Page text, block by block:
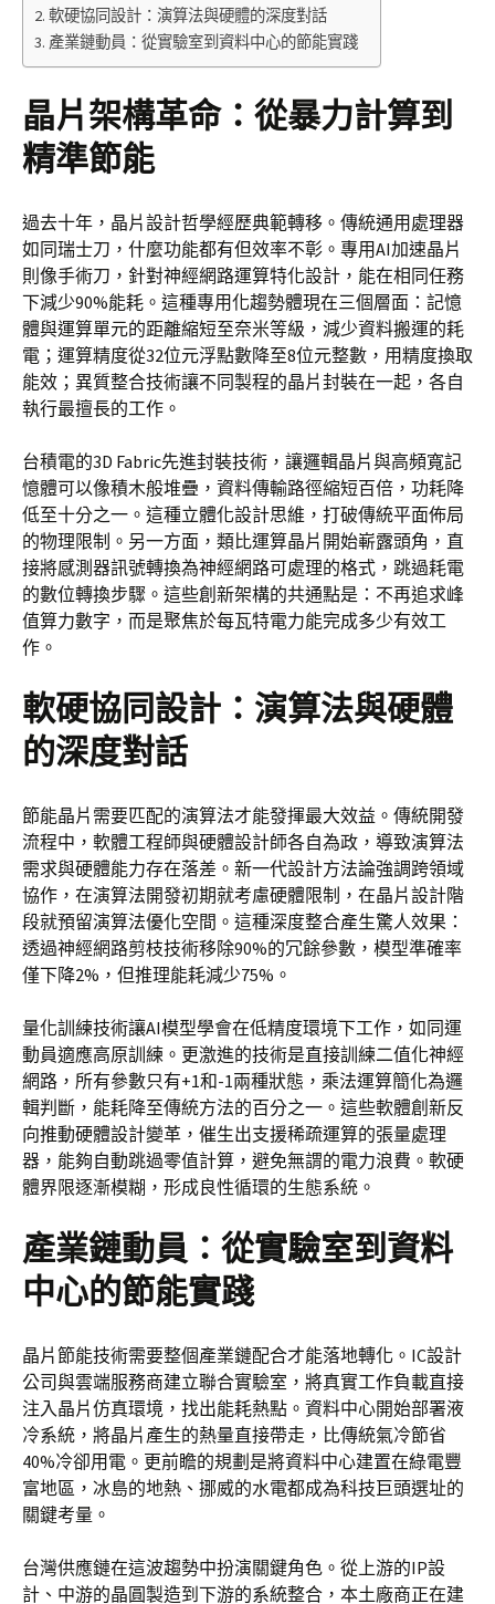
軟硬協同設計：演算法與硬體的深度對話
產業鏈動員：從實驗室到資料中心的節能實踐
晶片架構革命：從暴力計算到
精準節能
過去十年，晶片設計哲學經歷典範轉移。傳統通用處理器
如同瑞士刀，什麼功能都有但效率不彰。專用AI加速晶片
則像手術刀，針對神經網路運算特化設計，能在相同任務
下減少90%能耗。這種專用化趨勢體現在三個層面：記憶
體與運算單元的距離縮短至奈米等級，減少資料搬運的耗
電；運算精度從32位元浮點數降至8位元整數，用精度換取
能效；異質整合技術讓不同製程的晶片封裝在一起，各自
執行最擅長的工作。
台積電的3D Fabric先進封裝技術，讓邏輯晶片與高頻寬記
憶體可以像積木般堆疊，資料傳輸路徑縮短百倍，功耗降
低至十分之一。這種立體化設計思維，打破傳統平面佈局
的物理限制。另一方面，類比運算晶片開始嶄露頭角，直
接將感測器訊號轉換為神經網路可處理的格式，跳過耗電
的數位轉換步驟。這些創新架構的共通點是：不再追求峰
值算力數字，而是聚焦於每瓦特電力能完成多少有效工
作。
軟硬協同設計：演算法與硬體
的深度對話
節能晶片需要匹配的演算法才能發揮最大效益。傳統開發
流程中，軟體工程師與硬體設計師各自為政，導致演算法
需求與硬體能力存在落差。新一代設計方法論強調跨領域
協作，在演算法開發初期就考慮硬體限制，在晶片設計階
段就預留演算法優化空間。這種深度整合產生驚人效果：
透過神經網路剪枝技術移除90%的冗餘參數，模型準確率
僅下降2%，但推理能耗減少75%。
量化訓練技術讓AI模型學會在低精度環境下工作，如同運
動員適應高原訓練。更激進的技術是直接訓練二值化神經
網路，所有參數只有+1和-1兩種狀態，乘法運算簡化為邏
輯判斷，能耗降至傳統方法的百分之一。這些軟體創新反
向推動硬體設計變革，催生出支援稀疏運算的張量處理
器，能夠自動跳過零值計算，避免無謂的電力浪費。軟硬
體界限逐漸模糊，形成良性循環的生態系統。
產業鏈動員：從實驗室到資料
中心的節能實踐
晶片節能技術需要整個產業鏈配合才能落地轉化。IC設計
公司與雲端服務商建立聯合實驗室，將真實工作負載直接
注入晶片仿真環境，找出能耗熱點。資料中心開始部署液
冷系統，將晶片產生的熱量直接帶走，比傳統氣冷節省
40%冷卻用電。更前瞻的規劃是將資料中心建置在綠電豐
富地區，冰島的地熱、挪威的水電都成為科技巨頭選址的
關鍵考量。
台灣供應鏈在這波趨勢中扮演關鍵角色。從上游的IP設
計、中游的晶圓製造到下游的系統整合，本土廠商正在建